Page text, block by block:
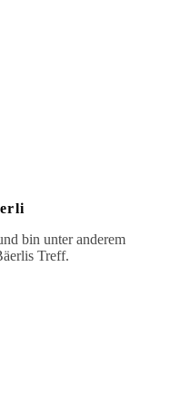
bin unter anderem
Treff.